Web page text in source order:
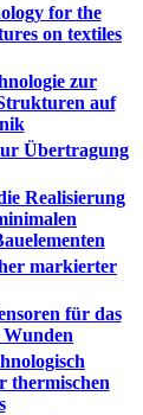
for the
on textiles
zur
auf
Übertragung
Realisierung
markierter
für das
thermischen